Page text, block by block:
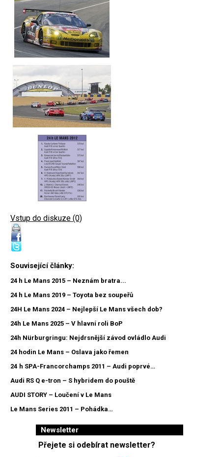
Vstup do diskuze (0)
Související články:
24 h Le Mans 2015 – Neznám bratra...
24 h Le Mans 2019 – Toyota bez soupeřů
24H Le Mans 2024 – Nejlepší Le Mans všech dob?
24h Le Mans 2025 – V hlavní roli BoP
24h Nürburgringu: Nejdrsnější závod ovládlo Audi
24 hodin Le Mans – Oslava jako řemen
24 h SPA-Francorchamps 2011 – Audi poprvé…
Audi RS Q e-tron – S hybridem do pouště
AUDI STORY – Loučení v Le Mans
Le Mans Series 2011 – Pohádka…
Newsletter
Přejete si odebírat newsletter?